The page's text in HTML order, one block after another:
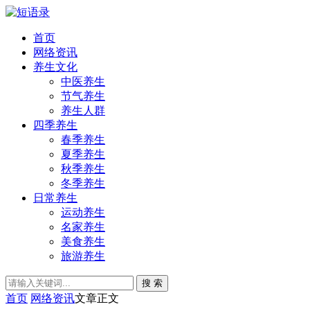
首页
网络资讯
养生文化
中医养生
节气养生
养生人群
四季养生
春季养生
夏季养生
秋季养生
冬季养生
日常养生
运动养生
名家养生
美食养生
旅游养生
搜 索
首页 网络资讯文章正文